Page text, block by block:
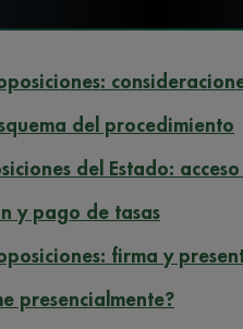
del procedimiento
del Estado:
y pago de tasas
firma y
presencialmente?